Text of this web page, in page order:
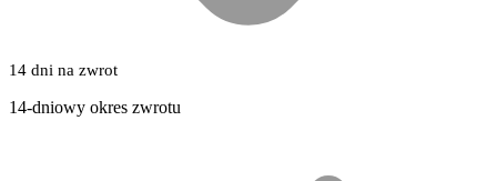
14 dni na zwrot
14-dniowy okres zwrotu